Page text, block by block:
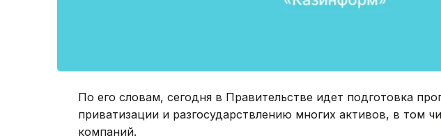
По его словам, сегодня в Правительстве идет подготовка
приватизации и разгосударствлению многих активов, в том
компаний.